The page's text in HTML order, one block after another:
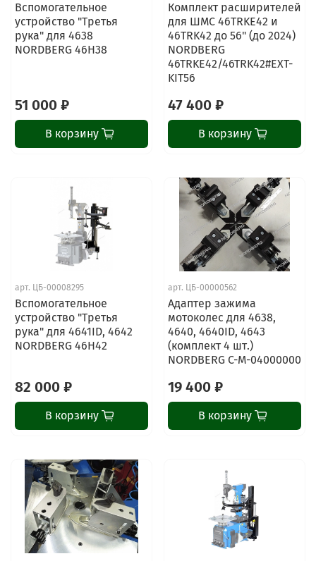
Вспомогательное
устройство "Третья
рука" для 4638
NORDBERG 46H38
51 000 ₽
В корзину
Комплект расширителей
для ШМС 46TRKE42 и
46TRK42 до 56" (до 2024)
NORDBERG
46TRKE42/46TRK42#EXT-
KIT56
47 400 ₽
В корзину
арт. ЦБ-00008295
Вспомогательное
устройство "Третья
рука" для 4641ID, 4642
NORDBERG 46H42
82 000 ₽
В корзину
арт. ЦБ-00000562
Адаптер зажима
мотоколес для 4638,
4640, 4640ID, 4643
(комплект 4 шт.)
NORDBERG C-M-04000000
19 400 ₽
В корзину